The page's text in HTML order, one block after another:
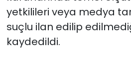
yetkilileri veya medya
suçlu ilan edilip
kaydedildi.